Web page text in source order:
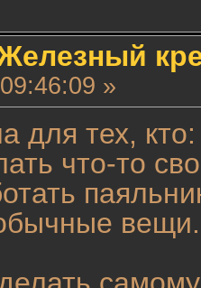
»
для тех, кто:
что-то
вещи.